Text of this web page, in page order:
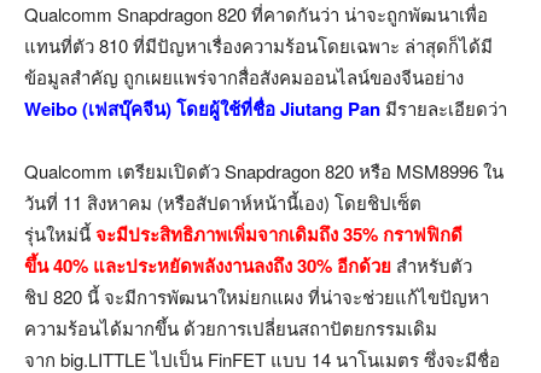
Qualcomm Snapdragon 820 ที่คาดกันว่า น่าจะถูกพัฒนาเพื่อ
แทนที่ตัว 810 ที่มีปัญหาเรื่องความร้อนโดยเฉพาะ ล่าสุดก็ได้มี
ข้อมูลสำคัญ ถูกเผยแพร่จากสื่อสังคมออนไลน์ของจีนอย่าง
Weibo (เฟสบุ๊คจีน) โดยผู้ใช้ที่ชื่อ Jiutang Pan มีรายละเอียดว่า
Qualcomm เตรียมเปิดตัว Snapdragon 820 หรือ MSM8996 ใน
วันที่ 11 สิงหาคม (หรือสัปดาห์หน้านี้เอง) โดยชิปเซ็ต
รุ่นใหม่นี้จะมีประสิทธิภาพเพิ่มจากเดิมถึง 35% กราฟฟิกดี
ขึ้น 40% และประหยัดพลังงานลงถึง 30% อีกด้วย สำหรับตัว
ชิป 820 นี้ จะมีการพัฒนาใหม่ยกแผง ที่น่าจะช่วยแก้ไขปัญหา
ความร้อนได้มากขึ้น ด้วยการเปลี่ยนสถาปัตยกรรมเดิม
จาก big.LITTLE ไปเป็น FinFET แบบ 14 นาโนเมตร ซึ่งจะมีชื่อ